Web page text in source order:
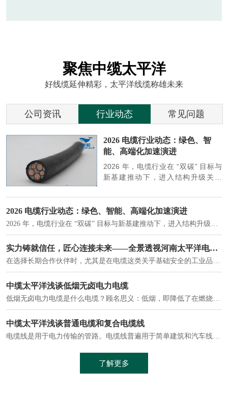
聚焦中缆太平洋
好线缆延伸精彩，太平洋线缆称雄未来
公司资讯 行业动态 常见问题
2026 电缆行业动态：绿色、智
能、高端化加速演进
2026 年，电缆行业在 “双碳” 目标与
新基建推动下，进入结构升级关键
大清晰趋势，市场格局持续优化。
2026 电缆行业动态：绿色、智能、高端化加速演进
实力铸就信任，匠心连接未来——全景透视河南太平洋电缆厂
在选择长期合作伙伴时，尤其是在电缆这类关乎基础安全的工业品上，供应商的“内在实力”远比一纸报价单更重要。今天，我们邀请您“云参观”河南太平洋电缆厂，透过每一个细节，看我们如何将“可靠”二字，铸入每一米电缆。
中缆太平洋浅谈低烟无卤电力电缆
低烟无卤电力电缆是什么电缆？顾名思义：低烟，即降低了在燃烧时有害物体的产生；卤素对于人体来说是一种有毒气体，无卤就是没有毒气体的释放，通常是针对电缆遇火灾时而言的。低烟无卤电力电缆又可以称之为环保电缆，低烟无卤电缆大多数用于医院和对环境卫生要求比较严格的地方。
中缆太平洋浅谈普通电缆和复合电缆线
电缆线是用于电力传输的管路。电缆线普遍用于简单建筑和汽车线材，作为能源输送缆线，电缆线的复杂结构勿庸置疑。根据目标功能，电缆线具有以下一些特点：建筑用和车用线材要求轻质、大批量生产、价格低廉、具有相当的电学和力学性能和长时间的耐老化性能；工业用线材必须具有符合客户要求的性能；
了解更多